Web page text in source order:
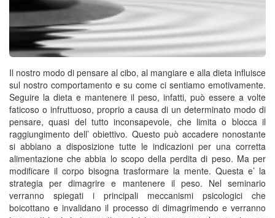
Il nostro modo di pensare al cibo, al mangiare e alla dieta influisce
sul nostro comportamento e su come ci sentiamo emotivamente.
Seguire la dieta e mantenere il peso, infatti, può essere a volte
faticoso o infruttuoso, proprio a causa di un determinato modo di
pensare, quasi del tutto inconsapevole, che limita o blocca il
raggiungimento dell’ obiettivo. Questo può accadere nonostante
si abbiano a disposizione tutte le indicazioni per una corretta
alimentazione che abbia lo scopo della perdita di peso. Ma per
modificare il corpo bisogna trasformare la mente. Questa e’ la
strategia per dimagrire e mantenere il peso. Nel seminario
verranno spiegati i principali meccanismi psicologici che
boicottano e invalidano il processo di dimagrimendo e verranno